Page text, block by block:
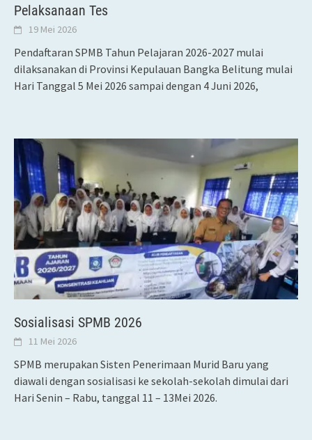
Pelaksanaan Tes
19 Mei 2026
Pendaftaran SPMB Tahun Pelajaran 2026-2027 mulai
dilaksanakan di Provinsi Kepulauan Bangka Belitung mulai
Hari Tanggal 5 Mei 2026 sampai dengan 4 Juni 2026,
Sosialisasi SPMB 2026
11 Mei 2026
SPMB merupakan Sisten Penerimaan Murid Baru yang
diawali dengan sosialisasi ke sekolah-sekolah dimulai dari
Hari Senin – Rabu, tanggal 11 – 13Mei 2026.